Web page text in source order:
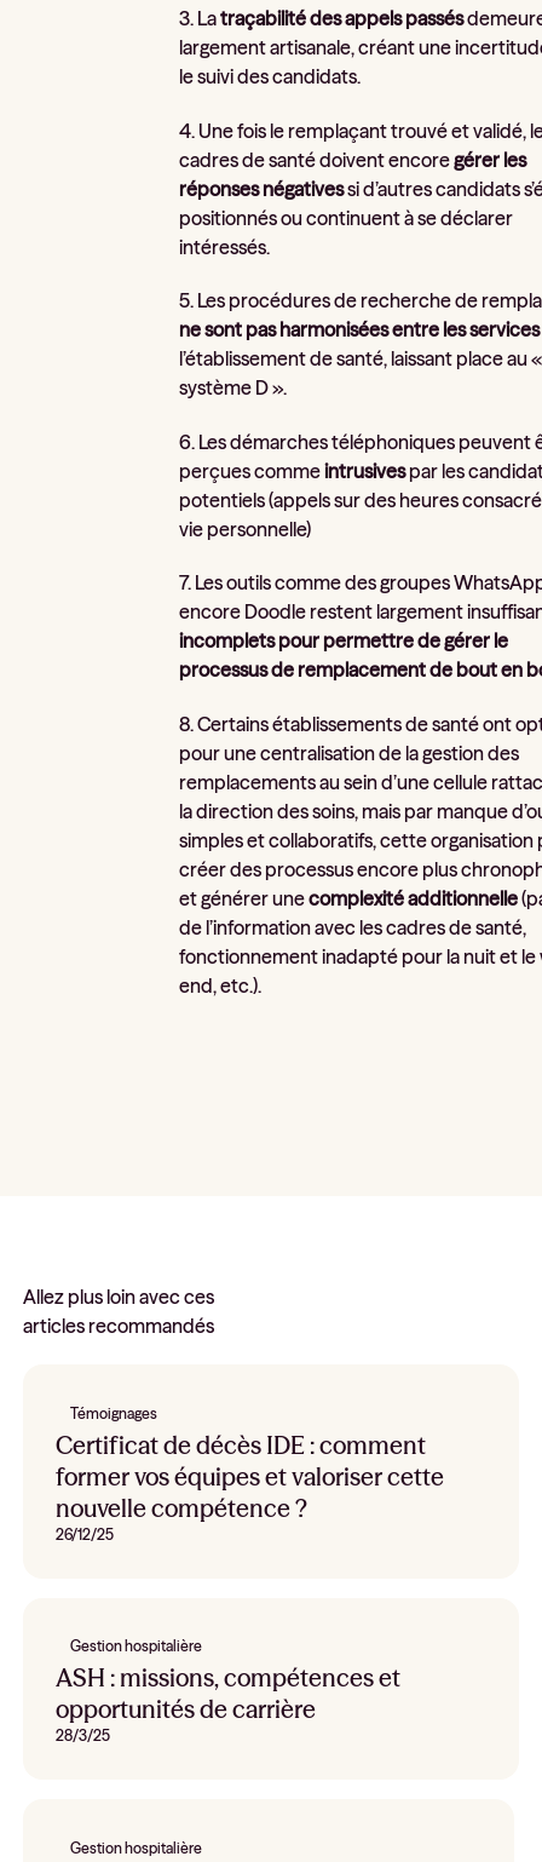
3. Latraçabilité des appels passés
largement artisanale, créant une
le suivi des candidats.
4. Une fois le remplaçant trouvé et validé,
cadres de santé doivent encoregérer les
réponses négativessi d’autres candidats
positionnés ou continuent à se déclarer
intéressés.
5. Les procédures de recherche de
ne sont pas harmonisées entre les
l’établissement de santé, laissant place au «
système D ».
6. Les démarches téléphoniques peuvent
perçues commeintrusivespar les
potentiels (appels sur des heures
vie personnelle)
7. Les outils comme des groupes
encore Doodle restent largement
incomplets pour permettre de gérer le
processus de remplacement de bout en
8. Certains établissements de santé ont
pour une centralisation de la gestion des
remplacements au sein d’une cellule
la direction des soins, mais par manque
simples et collaboratifs, cette organisation
créer des processus encore plus
et générer unecomplexité additionnelle
de l’information avec les cadres de santé,
fonctionnement inadapté pour la nuit et le
end, etc.).
Allez plus loin avec ces
articles recommandés
Témoignages
Certificat de décès IDE : comment
former vos équipes et valoriser cette
nouvelle compétence ?
26/12/25
Gestion hospitalière
ASH : missions, compétences et
opportunités de carrière
28/3/25
Gestion hospitalière